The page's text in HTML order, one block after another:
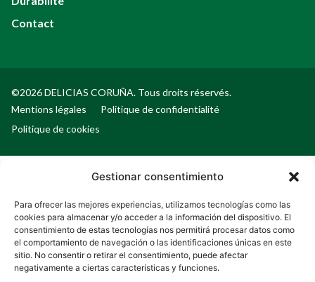
Gestionar consentimiento
Para ofrecer las mejores experiencias, utilizamos tecnologías como las
cookies para almacenar y/o acceder a la información del dispositivo. El
consentimiento de estas tecnologías nos permitirá procesar datos como
el comportamiento de navegación o las identificaciones únicas en este
sitio. No consentir o retirar el consentimiento, puede afectar
negativamente a ciertas características y funciones.
Contact
©2026 DELICIAS CORUÑA. Tous droits réservés.
Mentions légales
Politique de confidentialité
Politique de cookies